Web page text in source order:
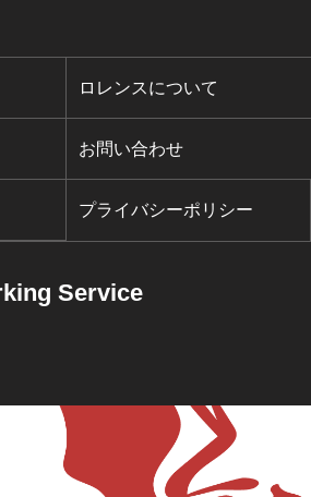
ロレンスについて
お問い合わせ
プライバシーポリシー
Service